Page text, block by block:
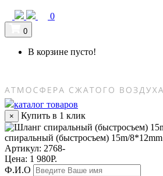
0
0
В корзине пусто!
каталог товаров
×
Купить в 1 клик
спиральный (быстросъем) 15m/8*12mm
Артикул: 2768-
Цена: 1 980Р.
Ф.И.О